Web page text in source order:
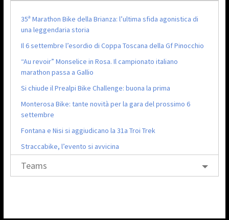
35ª Marathon Bike della Brianza: l’ultima sfida agonistica di
una leggendaria storia
Il 6 settembre l’esordio di Coppa Toscana della Gf Pinocchio
“Au revoir” Monselice in Rosa. Il campionato italiano
marathon passa a Gallio
Si chiude il Prealpi Bike Challenge: buona la prima
Monterosa Bike: tante novità per la gara del prossimo 6
settembre
Fontana e Nisi si aggiudicano la 31a Troi Trek
Straccabike, l’evento si avvicina
Teams